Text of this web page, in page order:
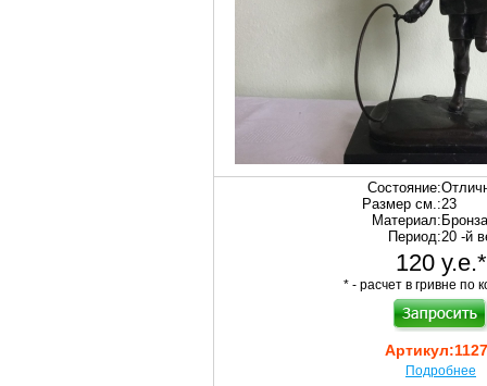
Состояние:
Размер см.:23
Материал: Бронза
Период:20 -й
120 у.е.*
* - расчет в гривне по
Артикул:
Подробнее